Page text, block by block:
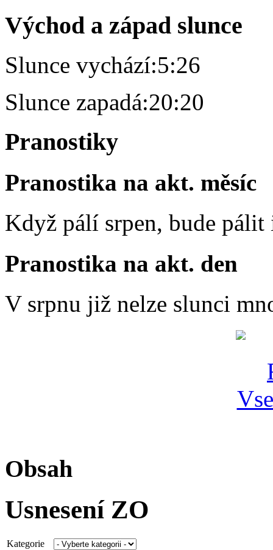
Východ a západ slunce
Slunce vychází:5:26
Slunce zapadá:20:20
Pranostiky
Pranostika na akt. měsíc
Když pálí srpen, bude
Pranostika na akt. den
V srpnu již nelze slunci
Obsah
Usnesení ZO
Kategorie